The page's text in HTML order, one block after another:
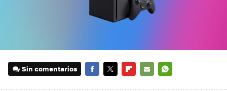
Sin comentarios